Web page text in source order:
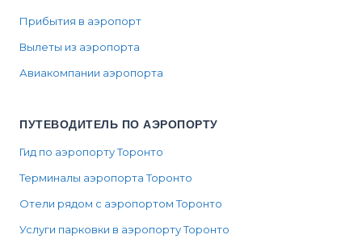
Прибытия в аэропорт
Вылеты из аэропорта
Авиакомпании аэропорта
ПУТЕВОДИТЕЛЬ ПО АЭРОПОРТУ
Гид по аэропорту Торонто
Терминалы аэропорта Торонто
Отели рядом с аэропортом Торонто
Услуги парковки в аэропорту Торонто